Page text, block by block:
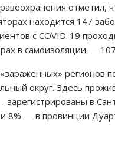
отметил,
находится 147
с COVID-19
в самоизоляции —
регионов
округ. Здесь
зарегистрированы в
8% — в провинции